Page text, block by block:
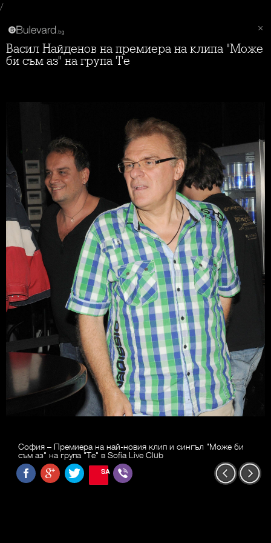
/
Васил Найденов на премиера на клипа "Може
би съм аз" на група Те
София – Премиера на най-новия клип и сингъл "Може би
съм аз" на група "Те" в Sofia Live Club
SAVE